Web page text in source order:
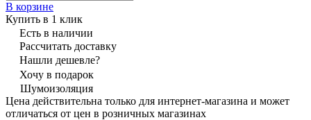
В корзине
Купить в 1 клик
Есть в наличии
Рассчитать доставку
Нашли дешевле?
Хочу в подарок
Шумоизоляция
Цена действительна только для интернет-магазина и может
отличаться от цен в розничных магазинах